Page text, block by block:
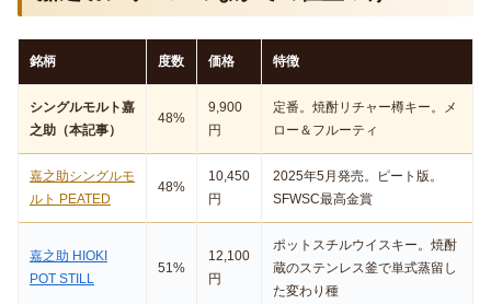
銘柄 度数 価格 特徴
シングルモルト嘉
之助（本記事）
48%
9,900
円
定番。焼酎リチャー樽キー。メ
ロー＆フルーティ
嘉之助シングルモ
ルト PEATED
48%
10,450
円
2025年5月発売。ピート版。
SFWSC最高金賞
嘉之助 HIOKI
POT STILL
51%
12,100
円
ポットスチルウイスキー。焼酎
蔵のステンレス釜で単式蒸留し
た変わり種